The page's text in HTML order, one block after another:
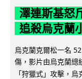
澤連斯基怒
追殺烏克蘭
烏克蘭克爾松一名
傷，影片由烏克蘭總
「狩獵式」攻擊，烏